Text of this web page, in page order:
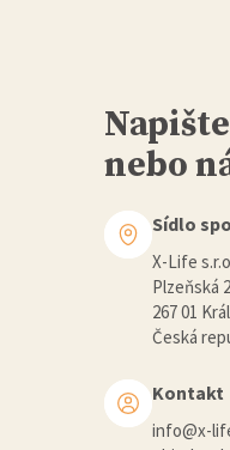
nebo
Sídlo
X-Life
Plzeňská
267 01
Česká
Kontakt
info@x-